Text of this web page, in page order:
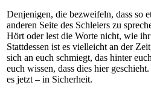
Denjenigen, die bezweifeln, dass so
anderen Seite des Schleiers zu
Hört oder lest die Worte nicht, wie
Stattdessen ist es vielleicht an der
sich an euch schmiegt, das hinter
euch wissen, dass dies hier
es jetzt – in Sicherheit.